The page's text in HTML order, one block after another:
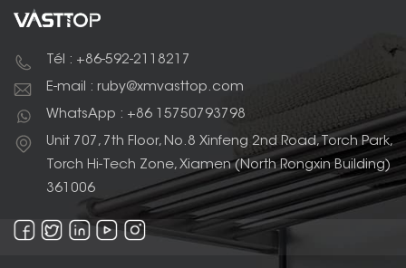
Tél : +86-592-2118217
E-mail : ruby@xmvasttop.com
WhatsApp : +86 15750793798
Unit 707, 7th Floor, No.8 Xinfeng 2nd Road, Torch Park,
Torch Hi-Tech Zone, Xiamen (North Rongxin Building)
361006